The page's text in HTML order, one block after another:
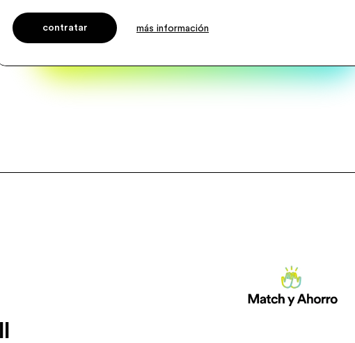
contratar más información